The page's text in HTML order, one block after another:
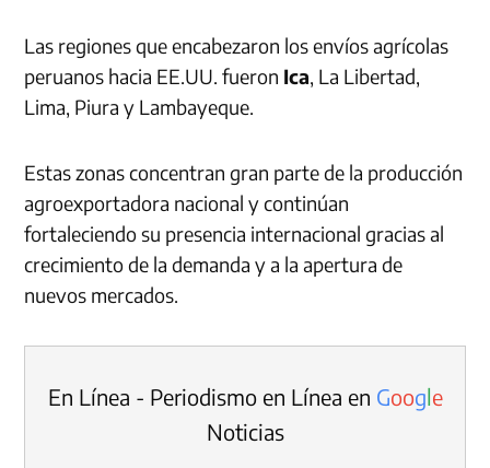
Las regiones que encabezaron los envíos agrícolas
peruanos hacia EE.UU. fueron Ica, La Libertad,
Lima, Piura y Lambayeque.
Estas zonas concentran gran parte de la producción
agroexportadora nacional y continúan
fortaleciendo su presencia internacional gracias al
crecimiento de la demanda y a la apertura de
nuevos mercados.
En Línea - Periodismo en Línea en Google
Noticias